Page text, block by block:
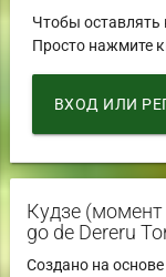
Чтобы оставлять
Просто нажмите
ВХОД ИЛИ
Кудзе
go de Dereru
Создано на